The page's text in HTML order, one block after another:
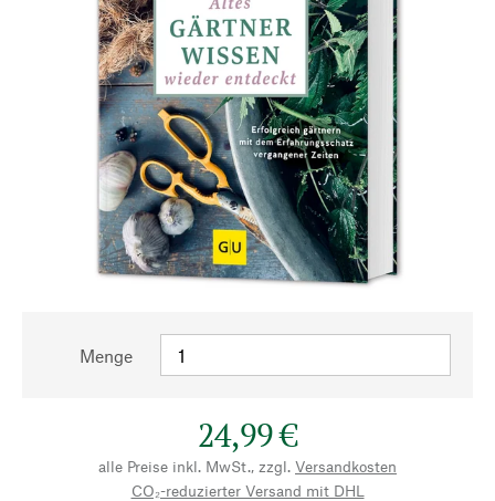
Menge
24,99 €
alle Preise inkl. MwSt., zzgl. Versandkosten
CO₂-reduzierter Versand mit DHL